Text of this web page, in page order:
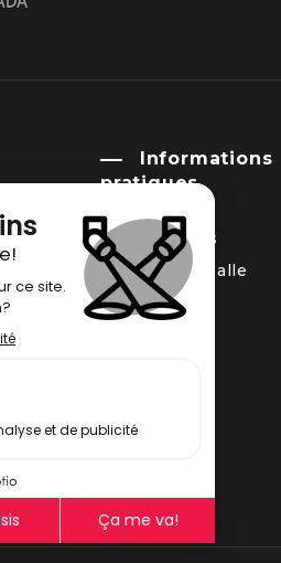
Informations
pratiques
Nos pavillons
Location de salle
Bibliothèque